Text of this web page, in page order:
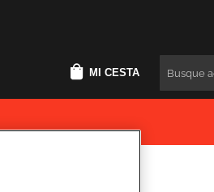
MI CESTA Buscar